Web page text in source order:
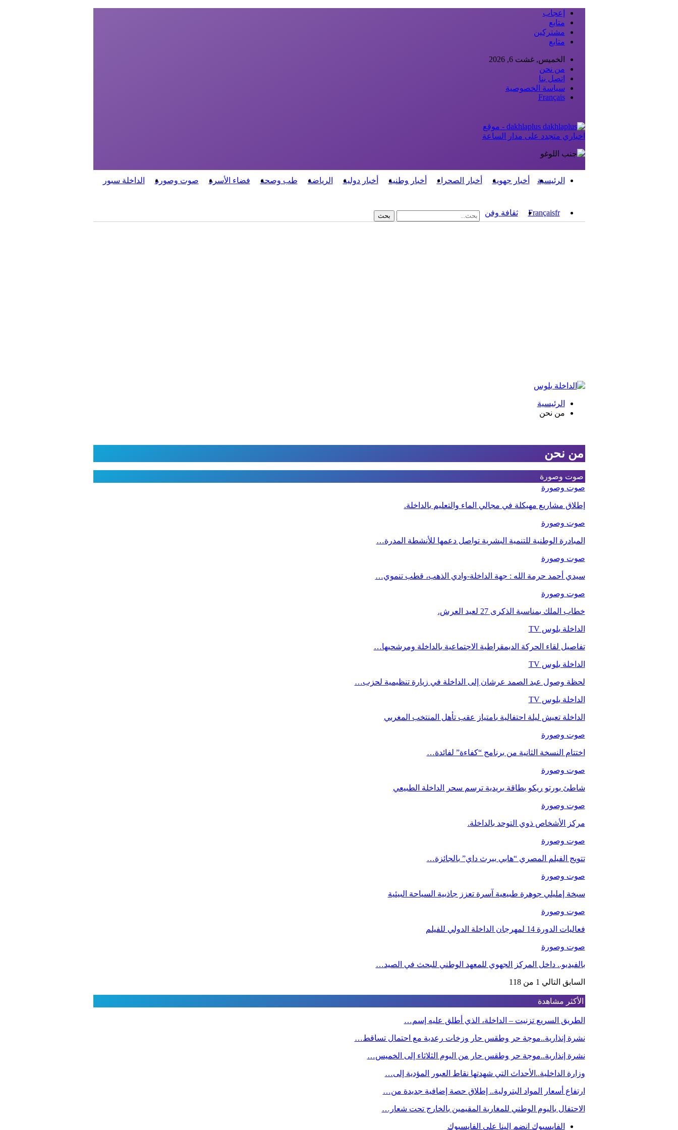
إعجاب
متابع
مشتركين
متابع
الخميس, غشت 6, 2026
من نحن
اتصل بنا
سياسة الخصوصية
Français
dakhlaplus - موقع
اخباري متجدد على مدار الساعة
الرئيسية أخبار جهوية أخبار الصحراء أخبار وطنية أخبار دولية الرياضة طب وصحة فضاء الأسرة صوت وصورة الداخلة سبور
Françaisfr ثقافة وفن
الرئيسية
من نحن
من نحن
صوت وصورة
صوت وصورة
إطلاق مشاريع مهيكلة في مجالي الماء والتعليم بالداخلة.
صوت وصورة
المبادرة الوطنية للتنمية البشرية تواصل دعمها للأنشطة المدرة…
صوت وصورة
سيدي أحمد حرمة الله : جهة الداخلة-وادي الذهب، قطب تنموي…
صوت وصورة
خطاب الملك بمناسبة الذكرى 27 لعيد العرش.
الداخلة بلوس TV
تفاصيل لقاء الحركة الديمقراطية الاجتماعية بالداخلة ومرشحيها…
الداخلة بلوس TV
لحظة وصول عبد الصمد عرشان إلى الداخلة في زيارة تنظيمية لحزب…
الداخلة بلوس TV
الداخلة تعيش ليلة احتفالية بامتياز عقب تأهل المنتخب المغربي
صوت وصورة
اختتام النسخة الثانية من برنامج “كفاءة” لفائدة…
صوت وصورة
شاطئ بورتو ريكو بطاقة بريدية ترسم سحر الداخلة الطبيعي
صوت وصورة
مركز الأشخاص ذوي التوحد بالداخلة.
صوت وصورة
تتويج الفيلم المصري “هابي بيرث داي” بالجائزة…
صوت وصورة
سبخة إمليلي جوهرة طبيعية آسرة تعزز جاذبية السياحة البيئية
صوت وصورة
فعاليات الدورة 14 لمهرجان الداخلة الدولي للفيلم
صوت وصورة
بالفيديو.. داخل المركز الجهوي للمعهد الوطني للبحث في الصيد…
السابق التالي 1 من 118
الأكثر مشاهدة
الطريق السريع تزنيت – الداخلة، الذي أطلق عليه إسم…
نشرة إنذارية..موجة حر وطقس حار وزخات رعدية مع احتمال تساقط…
نشرة إنذارية..موجة حر وطقس حار من اليوم الثلاثاء إلى الخميس…
وزارة الداخلية..الأحداث التي شهدتها نقاط العبور المؤدية إلى…
ارتفاع أسعار المواد البترولية.. إطلاق حصة إضافية جديدة من…
الاحتفال باليوم الوطني للمغاربة المقيمين بالخارج تحت شعار…
الفايسبوك انضم إلينا على الفايسبوك